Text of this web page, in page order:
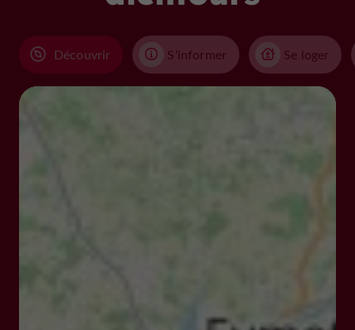
Découvrir S'informer Se loger